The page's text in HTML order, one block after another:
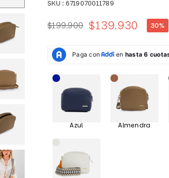
SKU : 6719070011789
Precio
$199.900 $139.930 30%
Azul Almendra